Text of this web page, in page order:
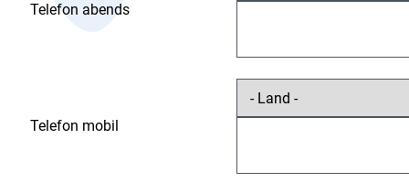
Telefon abends
Telefon mobil